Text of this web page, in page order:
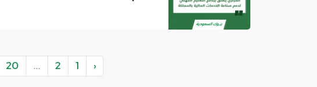
‹
1
2
...
20